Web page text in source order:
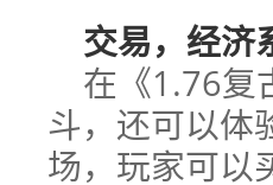
交易，经济
在《1.76复
斗，还可以体
场，玩家可以